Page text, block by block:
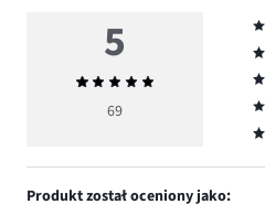
5
Średnia
ocena
69
5,
57.
4,
3,
2,
1,
Produkt został oceniony jako: